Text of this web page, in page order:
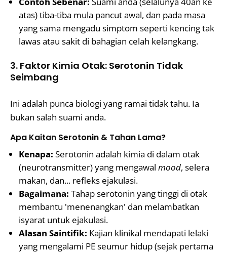
atas) tiba-tiba mula pancut awal, dan pada masa
yang sama mengadu simptom seperti kencing tak
lawas atau sakit di bahagian celah kelangkang.
3. Faktor Kimia Otak: Serotonin Tidak
Seimbang
Ini adalah punca biologi yang ramai tidak tahu. Ia
bukan salah suami anda.
Apa Kaitan Serotonin & Tahan Lama?
Kenapa: Serotonin adalah kimia di dalam otak
(neurotransmitter) yang mengawal mood, selera
makan, dan... refleks ejakulasi.
Bagaimana: Tahap serotonin yang tinggi di otak
membantu 'menenangkan' dan melambatkan
isyarat untuk ejakulasi.
Alasan Saintifik: Kajian klinikal mendapati lelaki
yang mengalami PE seumur hidup (sejak pertama